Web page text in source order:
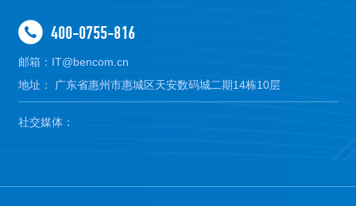
400-0755-816
邮箱：IT@bencom.cn
地址： 广东省惠州市惠城区天安数码城二期14栋10层
社交媒体：